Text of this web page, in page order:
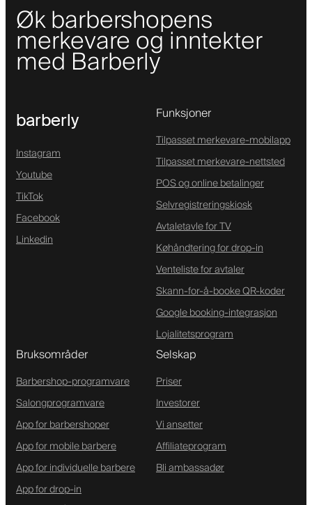
Øk barbershopens
merkevare og inntekter
med Barberly
barberly
Instagram
Youtube
TikTok
Facebook
Linkedin
Funksjoner
Tilpasset merkevare-mobilapp
Tilpasset merkevare-nettsted
POS og online betalinger
Selvregistreringskiosk
Avtaletavle for TV
Køhåndtering for drop-in
Venteliste for avtaler
Skann-for-å-booke QR-koder
Google booking-integrasjon
Lojalitetsprogram
Bruksområder
Barbershop-programvare
Salongprogramvare
App for barbershoper
App for mobile barbere
App for individuelle barbere
App for drop-in
Selskap
Priser
Investorer
Vi ansetter
Affiliateprogram
Bli ambassadør